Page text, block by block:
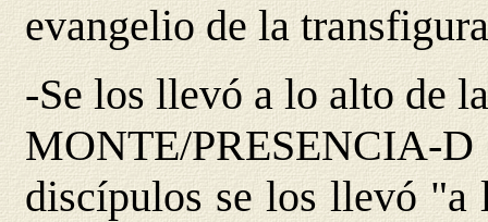
evangelio de la
-Se los llevó a lo alto de
MONTE/PRESENCIA-
discípulos se los llevó "a